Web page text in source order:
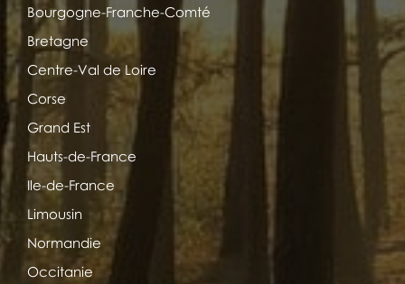
Bourgogne-Franche-Comté
Bretagne
Centre-Val de Loire
Corse
Grand Est
Hauts-de-France
Ile-de-France
Limousin
Normandie
Occitanie